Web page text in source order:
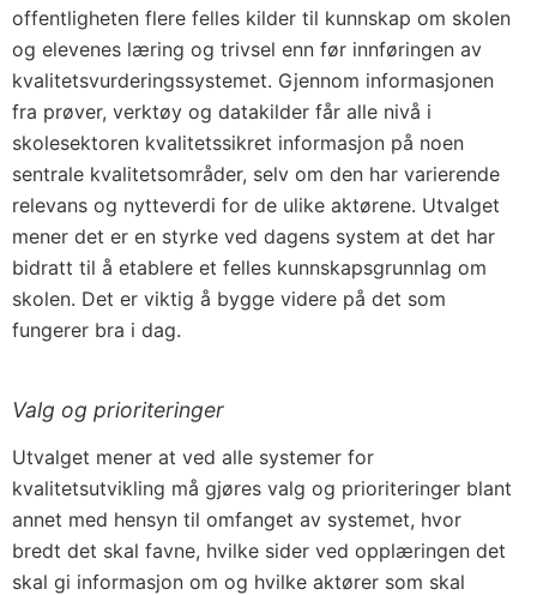
offentligheten flere felles kilder til kunnskap om skolen
og elevenes læring og trivsel enn før innføringen av
kvalitetsvurderingssystemet. Gjennom informasjonen
fra prøver, verktøy og datakilder får alle nivå i
skolesektoren kvalitetssikret informasjon på noen
sentrale kvalitetsområder, selv om den har varierende
relevans og nytteverdi for de ulike aktørene. Utvalget
mener det er en styrke ved dagens system at det har
bidratt til å etablere et felles kunnskapsgrunnlag om
skolen. Det er viktig å bygge videre på det som
fungerer bra i dag.
Valg og prioriteringer
Utvalget mener at ved alle systemer for
kvalitetsutvikling må gjøres valg og prioriteringer blant
annet med hensyn til omfanget av systemet, hvor
bredt det skal favne, hvilke sider ved opplæringen det
skal gi informasjon om og hvilke aktører som skal